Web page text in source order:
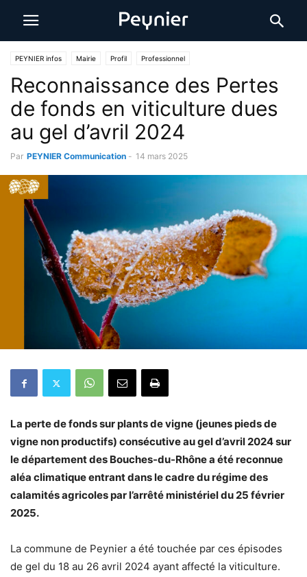
PEYNIER infos Mairie Profil Professionnel
Reconnaissance des Pertes
de fonds en viticulture dues
au gel d’avril 2024
Par PEYNIER Communication - 14 mars 2025
La perte de fonds sur plants de vigne (jeunes pieds de
vigne non productifs) consécutive au gel d’avril 2024 sur
le département des Bouches-du-Rhône a été reconnue
aléa climatique entrant dans le cadre du régime des
calamités agricoles par l’arrêté ministériel du 25 février
2025.
La commune de Peynier a été touchée par ces épisodes
de gel du 18 au 26 avril 2024 ayant affecté la viticulture.